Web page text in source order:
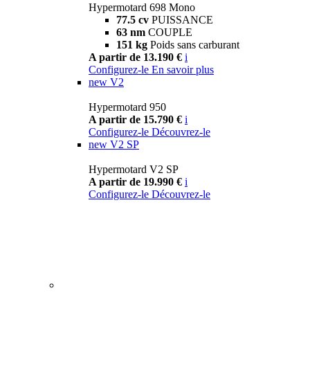
Hypermotard 698 Mono
77.5 cv PUISSANCE
63 nm COUPLE
151 kg Poids sans carburant
A partir de 13.190 € i
Configurez-le En savoir plus
new V2
Hypermotard 950
A partir de 15.790 € i
Configurez-le Découvrez-le
new V2 SP
Hypermotard V2 SP
A partir de 19.990 € i
Configurez-le Découvrez-le